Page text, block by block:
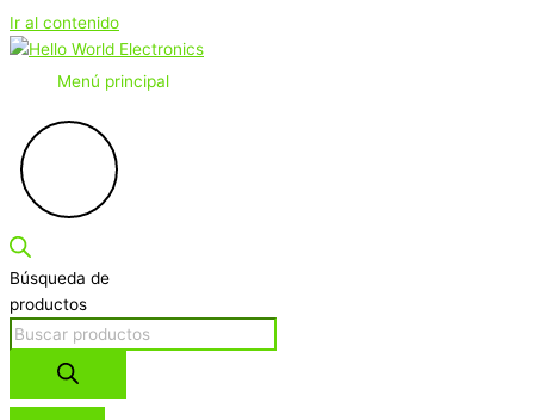
Ir al contenido
Menú principal
Búsqueda de
productos